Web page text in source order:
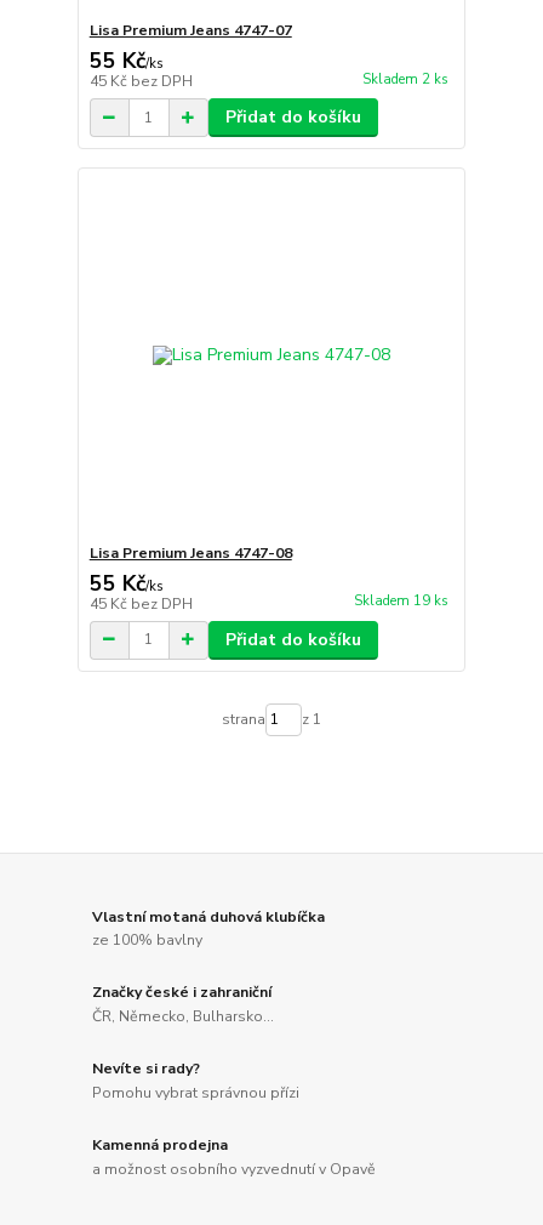
Lisa Premium Jeans 4747-07
55 Kč/ks
45 Kč bez DPH Skladem 2 ks
Přidat do košíku
Lisa Premium Jeans 4747-08
55 Kč/ks
45 Kč bez DPH Skladem 19 ks
Přidat do košíku
strana z 1
Vlastní motaná duhová klubíčka
ze 100% bavlny
Značky české i zahraniční
ČR, Německo, Bulharsko...
Nevíte si rady?
Pomohu vybrat správnou přízi
Kamenná prodejna
a možnost osobního vyzvednutí v Opavě